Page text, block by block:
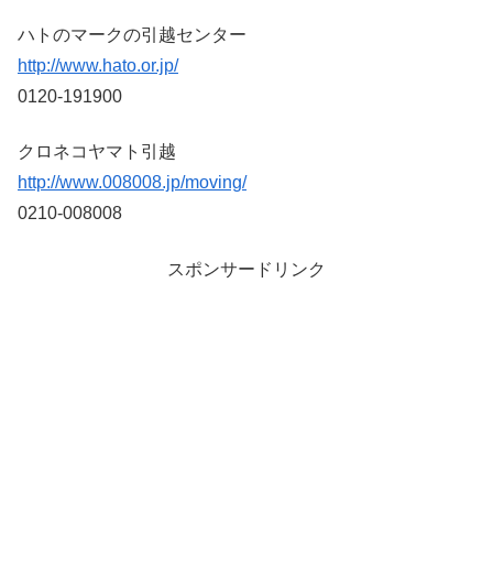
ハトのマークの引越センター
http://www.hato.or.jp/
0120-191900
クロネコヤマト引越
http://www.008008.jp/moving/
0210-008008
スポンサードリンク